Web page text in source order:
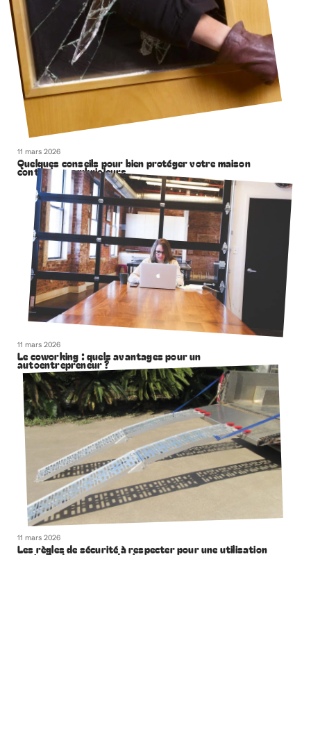
11 mars 2026
Quelques conseils pour bien protéger votre maison
contre les cambrioleurs
11 mars 2026
Le coworking : quels avantages pour un
autoentrepreneur ?
11 mars 2026
Les règles de sécurité à respecter pour une utilisation
optimale des rampes de chargement